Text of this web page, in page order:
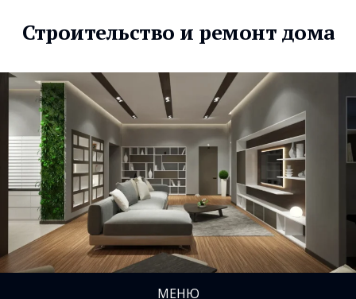
Строительство и ремонт дома
МЕНЮ